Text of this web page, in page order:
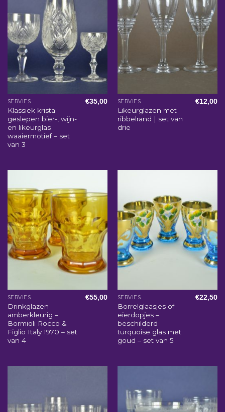
SERVIES
Klassiek kristal
geslepen bier-, wijn-
en likeurglas
waaiermotief – set
van 3
€35,00 SERVIES
Likeurglazen met
ribbelrand | set van
drie
€12,00
SERVIES
Drinkglazen
amberkleurig –
Bormioli Rocco &
Figlio Italy 1970 – set
van 4
€55,00 SERVIES
Borrelglaasjes of
eierdopjes –
beschilderd
turquoise glas met
goud – set van 5
€22,50